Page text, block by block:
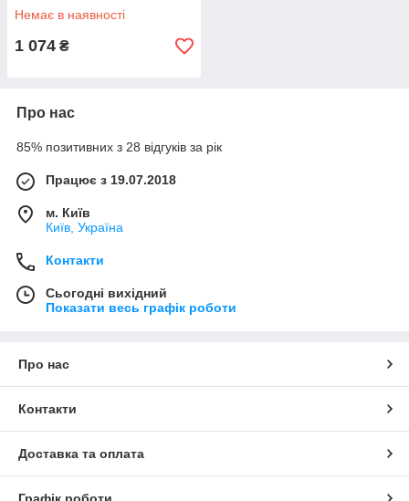
бактерицидна лампа, 16000
год
Немає в наявності
1 074 ₴
Про нас
85% позитивних з 28 відгуків за рік
Працює з 19.07.2018
м. Київ
Київ, Україна
Контакти
Сьогодні вихідний
Показати весь графік роботи
Про нас
Контакти
Доставка та оплата